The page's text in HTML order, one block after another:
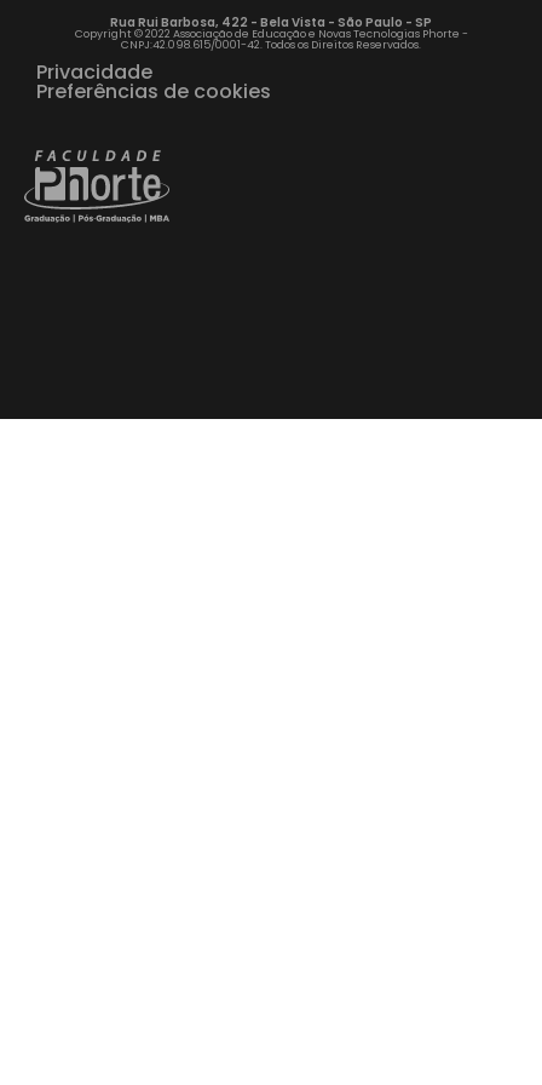
Rua Rui Barbosa, 422 - Bela Vista - São Paulo - SP
Copyright © 2022 Associação de Educação e Novas Tecnologias Phorte -
CNPJ:42.098.615/0001-42. Todos os Direitos Reservados.
Privacidade
Preferências de cookies